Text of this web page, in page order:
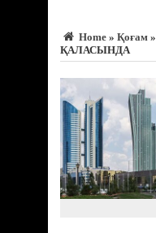
Home » Қоғам »
ҚАЛАСЫНДА